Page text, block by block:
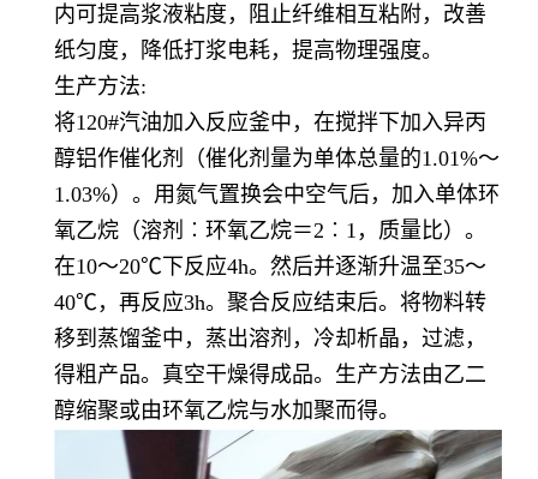
内可提高浆液粘度，阻止纤维相互粘附，改善
纸匀度，降低打浆电耗，提高物理强度。
生产方法:
将120#汽油加入反应釜中，在搅拌下加入异丙
醇铝作催化剂（催化剂量为单体总量的1.01%～
1.03%）。用氮气置换会中空气后，加入单体环
氧乙烷（溶剂︰环氧乙烷＝2︰1，质量比）。
在10～20℃下反应4h。然后并逐渐升温至35～
40℃，再反应3h。聚合反应结束后。将物料转
移到蒸馏釜中，蒸出溶剂，冷却析晶，过滤，
得粗产品。真空干燥得成品。生产方法由乙二
醇缩聚或由环氧乙烷与水加聚而得。